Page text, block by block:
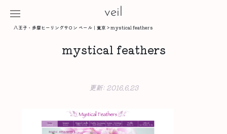
veil
八王子・多摩ヒーリングサロン ベール｜東京 >mystical feathers
mystical feathers
更新: 2016.6.23